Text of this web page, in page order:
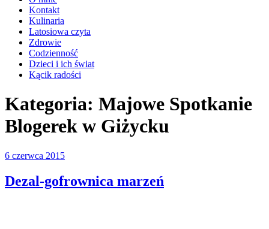
Kontakt
Kulinaria
Latosiowa czyta
Zdrowie
Codzienność
Dzieci i ich świat
Kącik radości
Kategoria: Majowe Spotkanie
Blogerek w Giżycku
Opublikowane
6 czerwca 2015
Dezal-gofrownica marzeń